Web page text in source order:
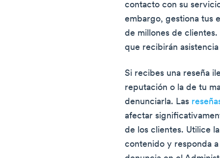
contacto con su
embargo, gestiona tus
de millones de
que recibirán
Si recibes una reseña
reputación o la de tu
denunciarla. Las
afectar
de los clientes. Utilice
contenido y responda